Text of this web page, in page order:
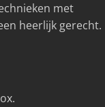
met
heerlijk gerecht.